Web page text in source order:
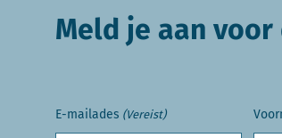
Meld je aan
E-mailades (Vereist)